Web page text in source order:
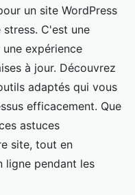
:
lecture
un site WordPress
C'est une
expérience
à jour. Découvrez
adaptés qui vous
efficacement. Que
astuces
site, tout en
ligne pendant les